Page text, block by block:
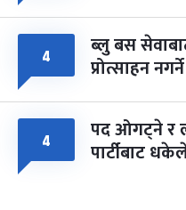
४ ब्लु बस
प्रोत्साहन
४ पद ओगट्ने र
पार्टीबाट